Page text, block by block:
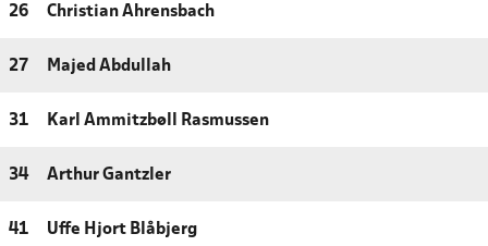
26 Christian Ahrensbach
27 Majed Abdullah
31 Karl Ammitzbøll Rasmussen
34 Arthur Gantzler
41 Uffe Hjort Blåbjerg